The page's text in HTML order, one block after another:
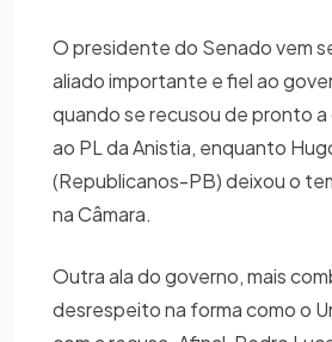
O presidente do Senado vem
aliado importante e fiel ao
quando se recusou de pronto
ao PL da Anistia, enquanto
(Republicanos-PB) deixou o
na Câmara.
Outra ala do governo, mais
desrespeito na forma como o